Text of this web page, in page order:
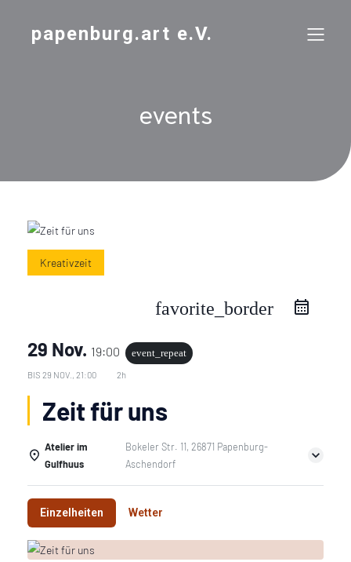
papenburg.art e.V.
events
Kreativzeit
favorite_border
29 Nov. 19:00 event_repeat
BIS 29 NOV., 21:00 2h
Zeit für uns
Atelier im
Gulfhuus
Bokeler Str. 11, 26871 Papenburg-
Aschendorf
Einzelheiten Wetter